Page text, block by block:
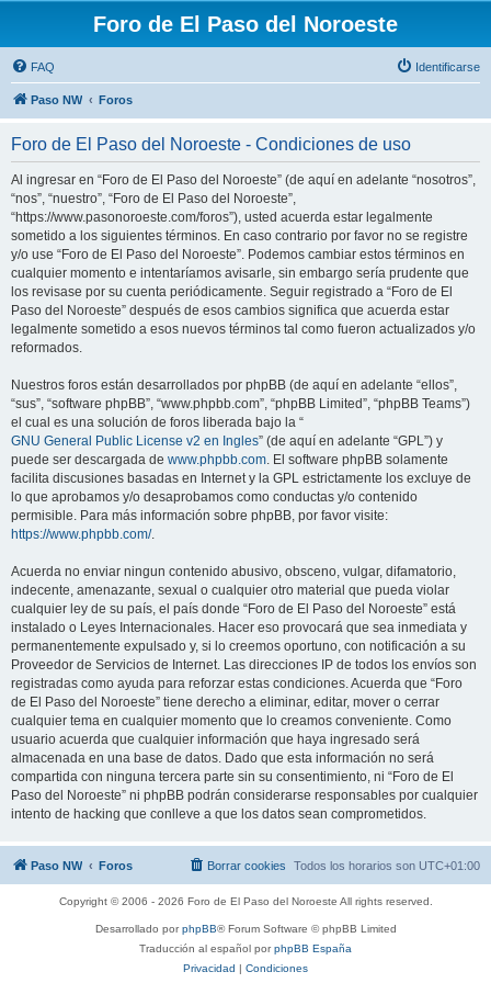
Foro de El Paso del Noroeste
FAQ Identificarse
Paso NW Foros
Foro de El Paso del Noroeste - Condiciones de uso
Al ingresar en “Foro de El Paso del Noroeste” (de aquí en adelante “nosotros”,
“nos”, “nuestro”, “Foro de El Paso del Noroeste”,
“https://www.pasonoroeste.com/foros”), usted acuerda estar legalmente
sometido a los siguientes términos. En caso contrario por favor no se registre
y/o use “Foro de El Paso del Noroeste”. Podemos cambiar estos términos en
cualquier momento e intentaríamos avisarle, sin embargo sería prudente que
los revisase por su cuenta periódicamente. Seguir registrado a “Foro de El
Paso del Noroeste” después de esos cambios significa que acuerda estar
legalmente sometido a esos nuevos términos tal como fueron actualizados y/o
reformados.
Nuestros foros están desarrollados por phpBB (de aquí en adelante “ellos”,
“sus”, “software phpBB”, “www.phpbb.com”, “phpBB Limited”, “phpBB Teams”)
el cual es una solución de foros liberada bajo la “
GNU General Public License v2 en Ingles” (de aquí en adelante “GPL”) y
puede ser descargada de www.phpbb.com. El software phpBB solamente
facilita discusiones basadas en Internet y la GPL estrictamente los excluye de
lo que aprobamos y/o desaprobamos como conductas y/o contenido
permisible. Para más información sobre phpBB, por favor visite:
https://www.phpbb.com/.
Acuerda no enviar ningun contenido abusivo, obsceno, vulgar, difamatorio,
indecente, amenazante, sexual o cualquier otro material que pueda violar
cualquier ley de su país, el país donde “Foro de El Paso del Noroeste” está
instalado o Leyes Internacionales. Hacer eso provocará que sea inmediata y
permanentemente expulsado y, si lo creemos oportuno, con notificación a su
Proveedor de Servicios de Internet. Las direcciones IP de todos los envíos son
registradas como ayuda para reforzar estas condiciones. Acuerda que “Foro
de El Paso del Noroeste” tiene derecho a eliminar, editar, mover o cerrar
cualquier tema en cualquier momento que lo creamos conveniente. Como
usuario acuerda que cualquier información que haya ingresado será
almacenada en una base de datos. Dado que esta información no será
compartida con ninguna tercera parte sin su consentimiento, ni “Foro de El
Paso del Noroeste” ni phpBB podrán considerarse responsables por cualquier
intento de hacking que conlleve a que los datos sean comprometidos.
Paso NW Foros Todos los horarios son UTC+01:00
Borrar cookies
Copyright © 2006 - 2026 Foro de El Paso del Noroeste All rights reserved.
Desarrollado porphpBB® Forum Software © phpBB Limited
Traducción al español porphpBB España
Privacidad | Condiciones